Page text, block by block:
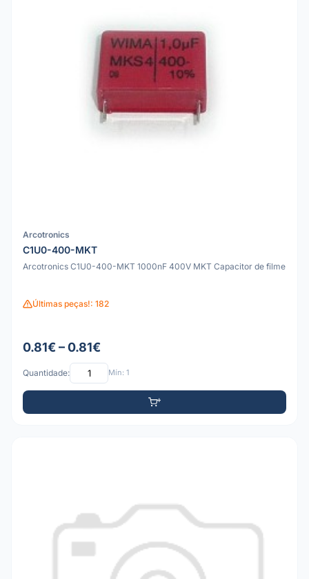
Arcotronics
C1U0-400-MKT
Arcotronics C1U0-400-MKT 1000nF 400V MKT Capacitor de filme
Últimas peças!: 182
0.81€ – 0.81€
Quantidade: Mín: 1